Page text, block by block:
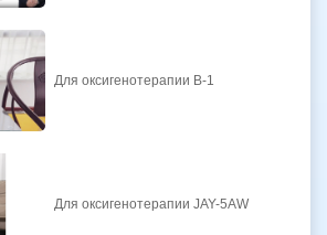
Для оксигенотерапии B-1
Для оксигенотерапии JAY-5AW